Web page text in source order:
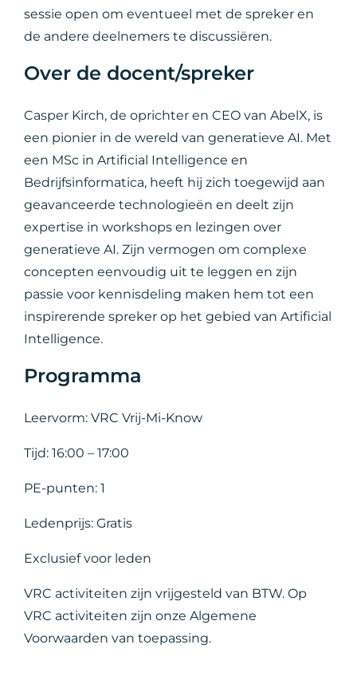
sessie open om eventueel met de spreker en
de andere deelnemers te discussiëren.
Over de docent/spreker
Casper Kirch, de oprichter en CEO van AbelX, is
een pionier in de wereld van generatieve AI. Met
een MSc in Artificial Intelligence en
Bedrijfsinformatica, heeft hij zich toegewijd aan
geavanceerde technologieën en deelt zijn
expertise in workshops en lezingen over
generatieve AI. Zijn vermogen om complexe
concepten eenvoudig uit te leggen en zijn
passie voor kennisdeling maken hem tot een
inspirerende spreker op het gebied van Artificial
Intelligence.
Programma
Leervorm: VRC Vrij-Mi-Know
Tijd: 16:00 – 17:00
PE-punten: 1
Ledenprijs: Gratis
Exclusief voor leden
VRC activiteiten zijn vrijgesteld van BTW. Op
VRC activiteiten zijn onze Algemene
Voorwaarden van toepassing.